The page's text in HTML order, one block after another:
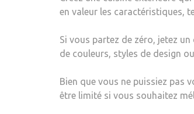
en valeur les caractéristiques,
Si vous partez de zéro, jetez
de couleurs, styles de design
Bien que vous ne puissiez pas
être limité si vous souhaitez